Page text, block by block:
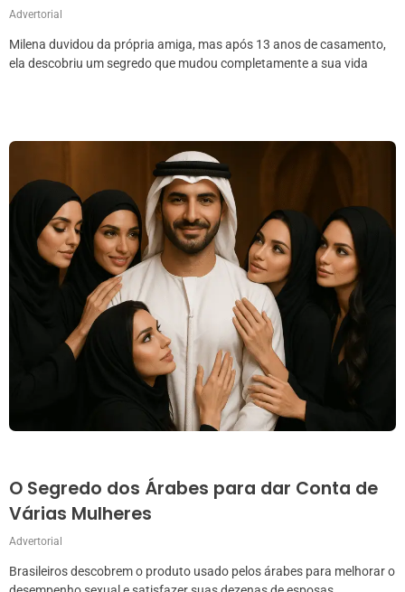
Advertorial
Milena duvidou da própria amiga, mas após 13 anos de casamento,
ela descobriu um segredo que mudou completamente a sua vida
O Segredo dos Árabes para dar Conta de
Várias Mulheres
Advertorial
Brasileiros descobrem o produto usado pelos árabes para melhorar o